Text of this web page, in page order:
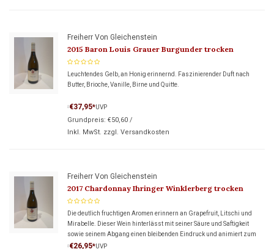
Freiherr Von Gleichenstein
2015 Baron Louis Grauer Burgunder trocken
Leuchtendes Gelb, an Honig erinnernd. Faszinierender Duft nach
Butter, Brioche, Vanille, Birne und Quitte.
*€37,95*UVP
Grundpreis: €50,60 /
Inkl. MwSt. zzgl. Versandkosten
Freiherr Von Gleichenstein
2017 Chardonnay Ihringer Winklerberg trocken
Die deutlich fruchtigen Aromen erinnern an Grapefruit, Litschi und
Mirabelle. Dieser Wein hinterlässt mit seiner Säure und Saftigkeit
sowie seinem Abgang einen bleibenden Eindruck und animiert zum
nächsten Schluck!
*€26,95*UVP